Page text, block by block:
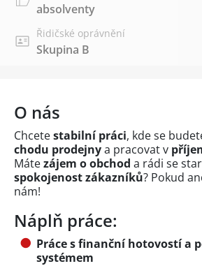
absolventy
Řidičské oprávnění
Skupina B
O nás
Chcetestabilní práci, kde se
chodu prodejnya pracovat v
Mátezájem o obchod a rádi se
spokojenost zákazníků? Pokud
nám!
Náplň práce:
Práce s finanční hotovostí a
systémem